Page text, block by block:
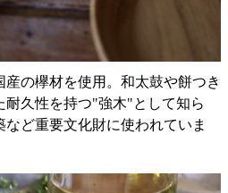
産の欅材を使用。和太鼓や餅つき
耐久性を持つ"強木"として知ら
ど重要文化財に使われていま